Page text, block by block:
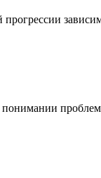
прогрессии
понимании